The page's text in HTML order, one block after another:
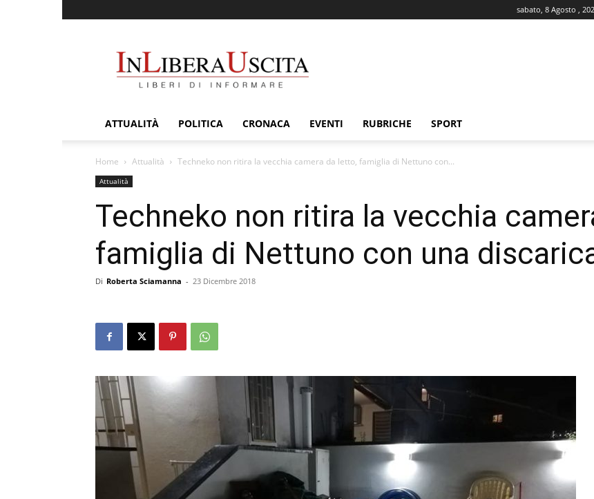
sabato, 8 Agosto ,
ATTUALITÀ POLITICA CRONACA EVENTI RUBRICHE SPORT
Home Attualità Techneko non ritira la vecchia camera da letto, famiglia di Nettuno con...
Attualità
Techneko non ritira la vecchia
famiglia di Nettuno con una
Di Roberta Sciamanna - 23 Dicembre 2018